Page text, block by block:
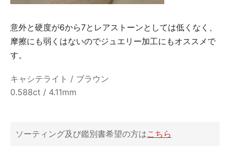
意外と硬度が6から7とレアストーンとしては低くなく、
摩擦にも弱くはないのでジュエリー加工にもオススメで
す。
キャシテライト / ブラウン
0.588ct / 4.11mm
ソーティング及び鑑別書希望の方はこちら